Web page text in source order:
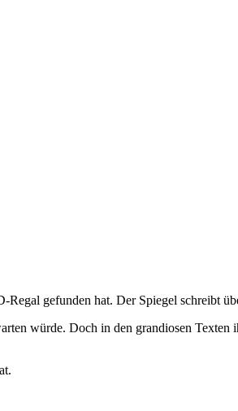
gefunden hat. Der Spiegel schreibt
würde. Doch in den grandiosen Texten